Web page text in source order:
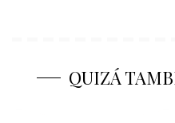
QUIZÁ